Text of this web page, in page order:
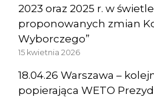
2023 oraz 2025 r. w
proponowanych zmian
Wyborczego”
15 kwietnia 2026
18.04.26 Warszawa –
popierająca WETO